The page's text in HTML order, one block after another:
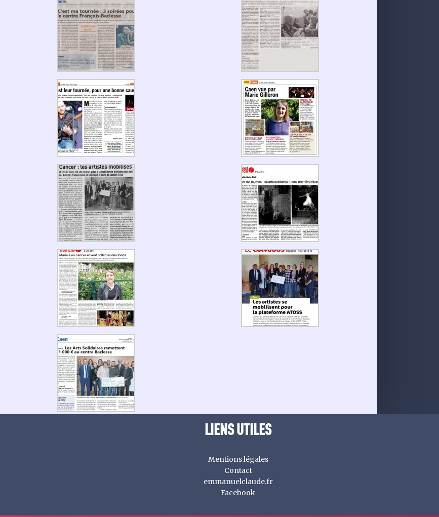
LIENS UTILES
Mentions légales
Contact
emmanuelclaude.fr
Facebook